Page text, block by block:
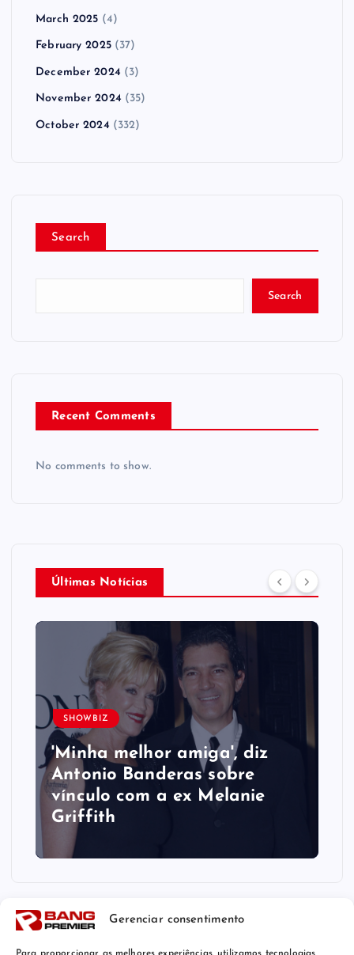
Gerenciar consentimento
March 2025 (4)
February 2025(37)
December 2024 (3)
November 2024 (35)
October 2024 (332)
Search
Search
Recent Comments
No comments to show.
Últimas Notícias
SHOWBIZ
'Minha melhor amiga', diz
Antonio Banderas sobre
vínculo com a ex Melanie
Griffith